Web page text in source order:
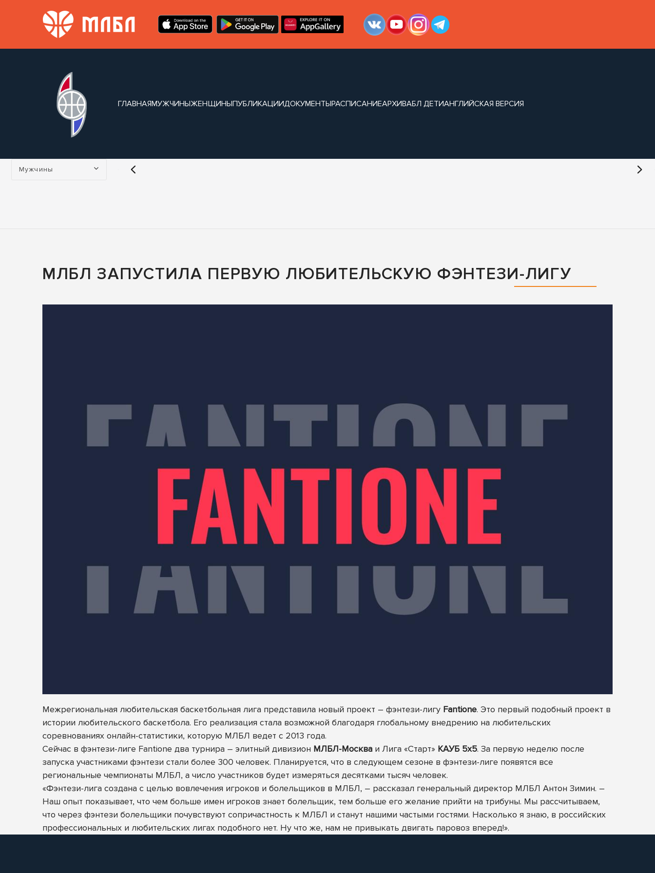
ГЛАВНАЯМУЖЧИНЫЖЕНЩИНЫПУБЛИКАЦИИДОКУМЕНТЫРАСПИСАНИЕАРХИВАБЛ ДЕТИАНГЛИЙСКАЯ ВЕРСИЯ
Турнир:
Мужчины
МЛБЛ ЗАПУСТИЛА ПЕРВУЮ ЛЮБИТЕЛЬСКУЮ ФЭНТЕЗИ-ЛИГУ
Межрегиональная любительская баскетбольная лига представила новый проект – фэнтези-лигу Fantione. Это первый подобный проект в
истории любительского баскетбола. Его реализация стала возможной благодаря глобальному внедрению на любительских
соревнованиях онлайн-статистики, которую МЛБЛ ведет с 2013 года.
Сейчас в фэнтези-лиге Fantione два турнира – элитный дивизион МЛБЛ-Москва и Лига «Старт» КАУБ 5х5. За первую неделю после
запуска участниками фэнтези стали более 300 человек. Планируется, что в следующем сезоне в фэнтези-лиге появятся все
региональные чемпионаты МЛБЛ, а число участников будет измеряться десятками тысяч человек.
«Фэнтези-лига создана с целью вовлечения игроков и болельщиков в МЛБЛ, – рассказал генеральный директор МЛБЛ Антон Зимин. –
Наш опыт показывает, что чем больше имен игроков знает болельщик, тем больше его желание прийти на трибуны. Мы рассчитываем,
что через фэнтези болельщики почувствуют сопричастность к МЛБЛ и станут нашими частыми гостями. Насколько я знаю, в российских
профессиональных и любительских лигах подобного нет. Ну что же, нам не привыкать двигать паровоз вперед!».